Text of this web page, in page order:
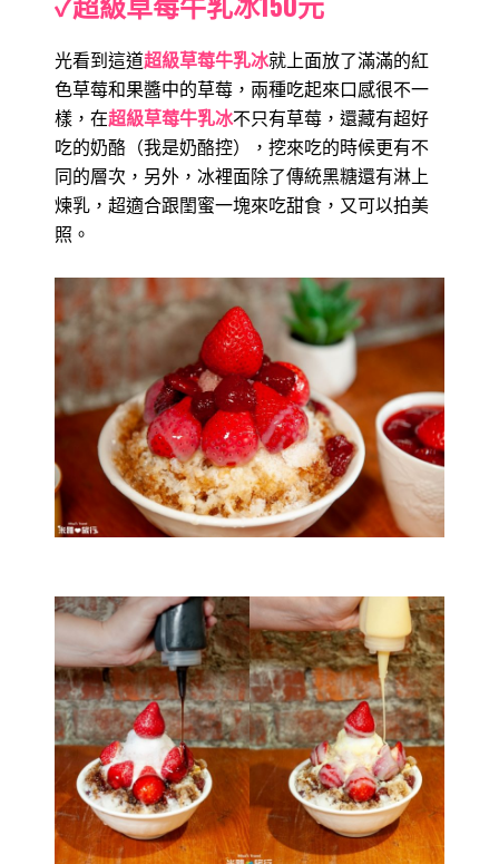
光看到這道超級草莓牛乳冰就上面放了滿滿的紅
色草莓和果醬中的草莓，兩種吃起來口感很不一
樣，在超級草莓牛乳冰不只有草莓，還藏有超好
吃的奶酪（我是奶酪控），挖來吃的時候更有不
同的層次，另外，冰裡面除了傳統黑糖還有淋上
煉乳，超適合跟閨蜜一塊來吃甜食，又可以拍美
照。